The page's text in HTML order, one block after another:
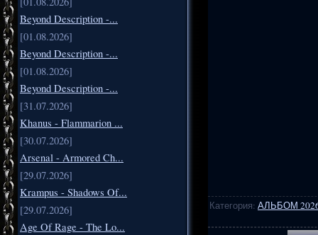
Beyond Description -...
[01.08.2026]
Beyond Description -...
[01.08.2026]
Beyond Description -...
[31.07.2026]
Khanus - Flammarion ...
[30.07.2026]
Arsenal - Armored Ch...
[29.07.2026]
Krampus - Shadows Of...
[29.07.2026]
Age Of Rage - The Lo...
Категория: АЛЬБОМ